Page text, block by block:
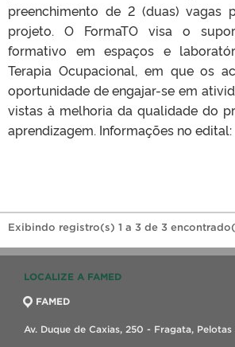
preenchimento de 2 (duas) vagas
projeto. O FormaTO visa o
formativo em espaços e
Terapia Ocupacional, em que os
oportunidade de engajar-se em
vistas à melhoria da qualidade do
aprendizagem. Informações no edital:
Exibindo registro(s) 1 a 3 de 3
LOCALIZE A FAMED
FAMED
Av. Duque de Caxias, 250 - Fragata,